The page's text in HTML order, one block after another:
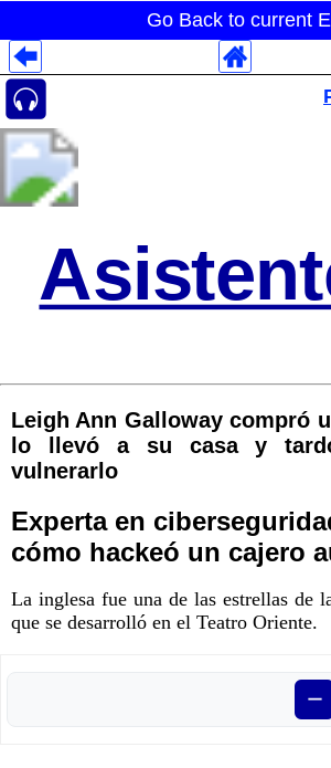
Go Back to current
Leigh Ann Galloway compró
lo llevó a su casa y
vulnerarlo
Experta en
cómo hackeó un cajero
La inglesa fue una de las estrellas de
que se desarrolló en el Teatro Oriente.
Despliegues Analytics
Despliegues Totales
Despliegues por Rubros